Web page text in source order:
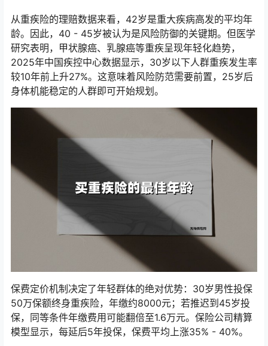
从重疾险的理赔数据来看，42岁是重大疾病高发的平均年
龄。因此，40 - 45岁被认为是风险防御的关键期。但医学
研究表明，甲状腺癌、乳腺癌等重疾呈现年轻化趋势，
2025年中国疾控中心数据显示，30岁以下人群重疾发生率
较10年前上升27%。这意味着风险防范需要前置，25岁后
身体机能稳定的人群即可开始规划。
保费定价机制决定了年轻群体的绝对优势：30岁男性投保
50万保额终身重疾险，年缴约8000元；若推迟到45岁投
保，同等条件年缴费用可能翻倍至1.6万元。保险公司精算
模型显示，每延后5年投保，保费平均上涨35% - 40%。